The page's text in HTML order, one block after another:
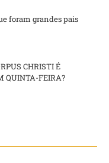
foram grandes pais
CHRISTI É
QUINTA-FEIRA?